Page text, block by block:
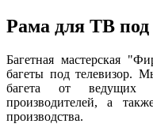
Рама для ТВ под
Багетная мастерская
багеты под телевизор.
багета от ведущих
производителей, а
производства.